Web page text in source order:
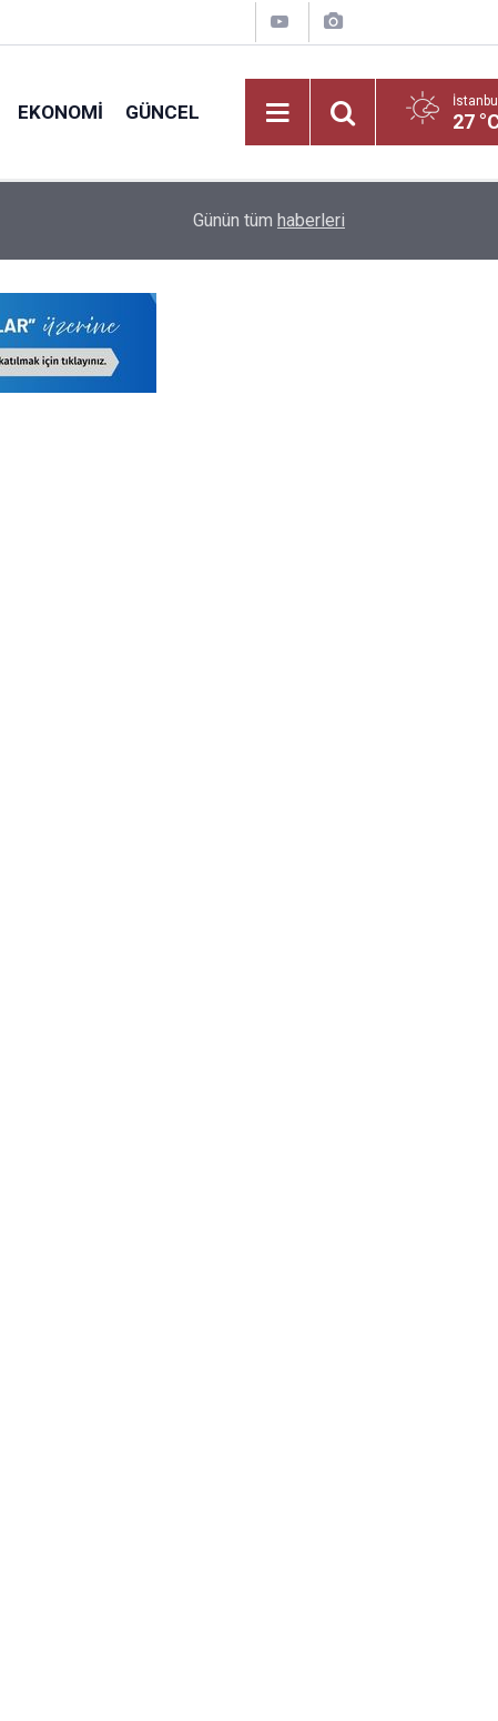
EKONOMI GÜNCEL 27
Nereden Yapılacak?
Günün tüm haberleri